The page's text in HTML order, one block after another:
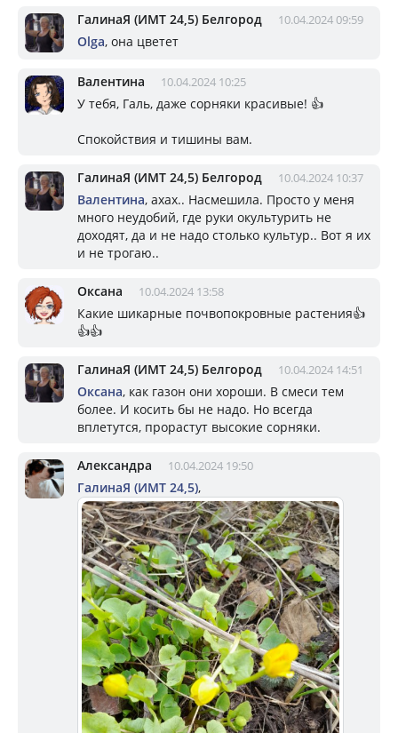
ГалинаЯ (ИМТ 24,5) Белгород 10.04.2024 09:59
Olga, она цветет
Валентина 10.04.2024 10:25
У тебя, Галь, даже сорняки красивые! 👍
Спокойствия и тишины вам.
ГалинаЯ (ИМТ 24,5) Белгород 10.04.2024 10:37
Валентина, ахах.. Насмешила. Просто у меня
много неудобий, где руки окультурить не
доходят, да и не надо столько культур.. Вот я их
и не трогаю..
Оксана 10.04.2024 13:58
Какие шикарные почвопокровные растения👍
👍👍
ГалинаЯ (ИМТ 24,5) Белгород 10.04.2024 14:51
Оксана, как газон они хороши. В смеси тем
более. И косить бы не надо. Но всегда
вплетутся, прорастут высокие сорняки.
Александра 10.04.2024 19:50
ГалинаЯ (ИМТ 24,5),